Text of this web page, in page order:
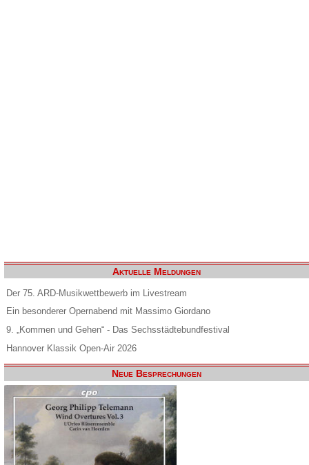
Aktuelle Meldungen
Der 75. ARD-Musikwettbewerb im Livestream
Ein besonderer Opernabend mit Massimo Giordano
9. „Kommen und Gehen“ - Das Sechsstädtebundfestival
Hannover Klassik Open-Air 2026
Neue Besprechungen